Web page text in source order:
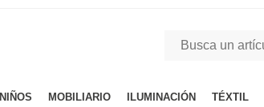
NIÑOS MOBILIARIO ILUMINACIÓN TÉXTIL